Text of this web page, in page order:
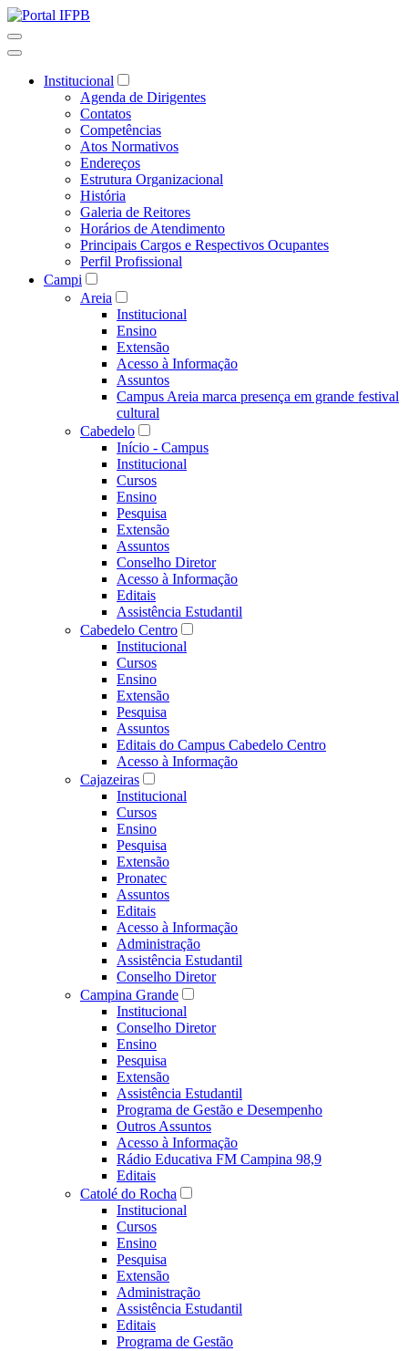
Institucional
Agenda de Dirigentes
Contatos
Competências
Atos Normativos
Endereços
Estrutura Organizacional
História
Galeria de Reitores
Horários de Atendimento
Principais Cargos e Respectivos Ocupantes
Perfil Profissional
Campi
Areia
Institucional
Ensino
Extensão
Acesso à Informação
Assuntos
Campus Areia marca presença em grande festival
cultural
Cabedelo
Início - Campus
Institucional
Cursos
Ensino
Pesquisa
Extensão
Assuntos
Conselho Diretor
Acesso à Informação
Editais
Assistência Estudantil
Cabedelo Centro
Institucional
Cursos
Ensino
Extensão
Pesquisa
Assuntos
Editais do Campus Cabedelo Centro
Acesso à Informação
Cajazeiras
Institucional
Cursos
Ensino
Pesquisa
Extensão
Pronatec
Assuntos
Editais
Acesso à Informação
Administração
Assistência Estudantil
Conselho Diretor
Campina Grande
Institucional
Conselho Diretor
Ensino
Pesquisa
Extensão
Assistência Estudantil
Programa de Gestão e Desempenho
Outros Assuntos
Acesso à Informação
Rádio Educativa FM Campina 98,9
Editais
Catolé do Rocha
Institucional
Cursos
Ensino
Pesquisa
Extensão
Administração
Assistência Estudantil
Editais
Programa de Gestão